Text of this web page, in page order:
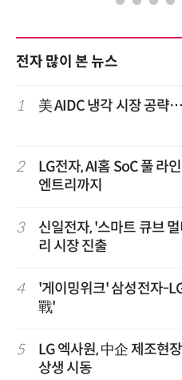
전자 많이 본 뉴스
1 美 AIDC 냉각 시장 공략
2
LG전자, AI홈 SoC 풀 라
엔트리까지
3
신일전자, '스마트 큐브
리 시장 진출
4
'게이밍위크' 삼성전자-
戰'
5
LG 엑사원, 中企 제조현
상생 시동